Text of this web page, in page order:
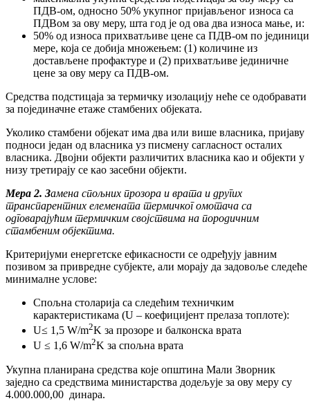
ПДВ-ом, односно 50% укупног пријављеног износа са
ПДВом за ову меру, шта год је од ова два износа мање, и:
50% од износа прихватљиве цене са ПДВ-ом по јединици
мере, која се добија множењем: (1) количине из
достављене профактуре и (2) прихватљиве јединичне
цене за ову меру са ПДВ-ом.
Средства подстицаја за термичку изолацију неће се одобравати
за појединачне етаже стамбених објеката.
Уколико стамбени објекат има два или више власника, пријаву
подноси један од власника уз писмену сагласност осталих
власника. Двојни објекти различитих власника као и објекти у
низу третирају се као засебни објекти.
Мера 2. Замена спољних прозора и врата и других
транспарентних елемената термичког омотача са
одговарајућим термичким својствима на породичним
стамбеним објектима.
Критеријуми енергетске ефикасности се одређују јавним
позивом за привредне субјекте, али морају да задовоље следеће
минималне услове:
Спољна столарија са следећим техничким
карактеристикама (U – коефицијент прелаза топлоте):
U≤ 1,5 W/m2K за прозоре и балконска врата
U ≤ 1,6 W/m2K за спољна врата
Укупна планирана средства које општина Мали Зворник
заједно са средствима министарства додељује за ову меру су
4.000.000,00 динара.